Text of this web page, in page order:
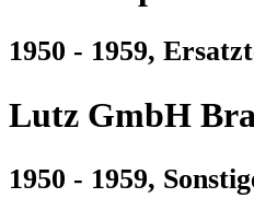
1950 - 1959,
Lutz GmbH
1950 - 1959,